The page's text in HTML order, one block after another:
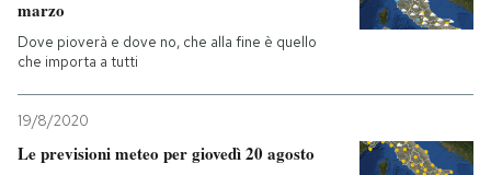
marzo
Dove pioverà e dove no, che alla fine è quello
che importa a tutti
19/8/2020
Le previsioni meteo per giovedì 20 agosto